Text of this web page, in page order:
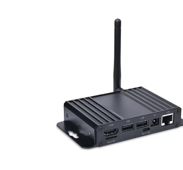
устройств
Ethernet
WiFi
4»